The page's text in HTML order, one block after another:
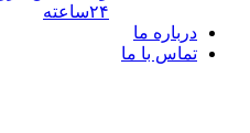
۲۴ساعته
درباره ما
تماس با ما